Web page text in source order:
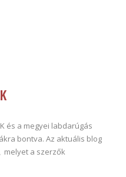
és a megyei labdarúgás
bontva. Az aktuális blog
melyet a szerzők